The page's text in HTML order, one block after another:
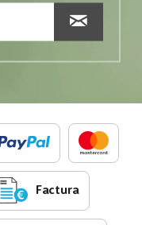
Factura